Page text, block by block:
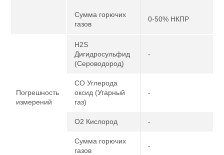
Сумма горючих
газов
0-50% НКПР
Погрешность
измерений
H2S
Дигидросульфид
(Сероводород)
-
CO Углерода
оксид (Угарный
газ)
-
O2 Кислород -
Сумма горючих
газов
-